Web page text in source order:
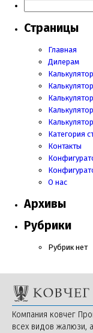
Страницы
Главная
Дилерам
Категория
Контакты
О нас
Архивы
Рубрики
Рубрик нет
Компания ковчег
всех видов жалюзи,